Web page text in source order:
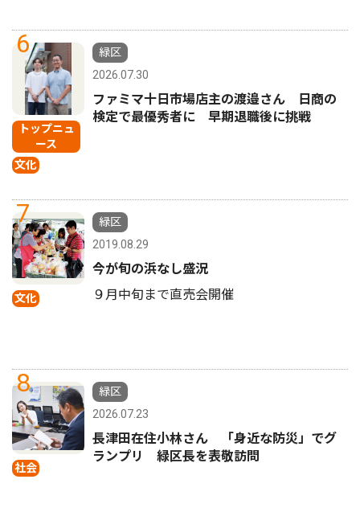
6
トップニュ
ース
文化
緑区
2026.07.30
ファミマ十日市場店主の渡邉さん 日商の
検定で最優秀者に 早期退職後に挑戦
7
文化
緑区
2019.08.29
今が旬の浜なし盛況
９月中旬まで直売会開催
8
社会
緑区
2026.07.23
長津田在住小林さん 「身近な防災」でグ
ランプリ 緑区長を表敬訪問